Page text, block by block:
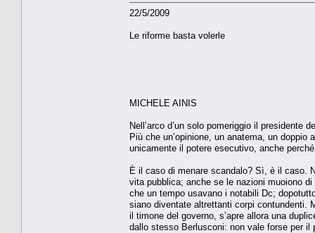
22/5/2009
Le riforme basta volerle
MICHELE AINIS
Nell’arco d’un solo pomeriggio il
Più che un’opinione, un anatema, un
unicamente il potere esecutivo, anche
È il caso di menare scandalo? Sì, è il caso.
vita pubblica; anche se le nazioni muoiono
che un tempo usavano i notabili Dc;
siano diventate altrettanti corpi contundenti.
il timone del governo, s’apre allora una
dallo stesso Berlusconi: non vale forse per